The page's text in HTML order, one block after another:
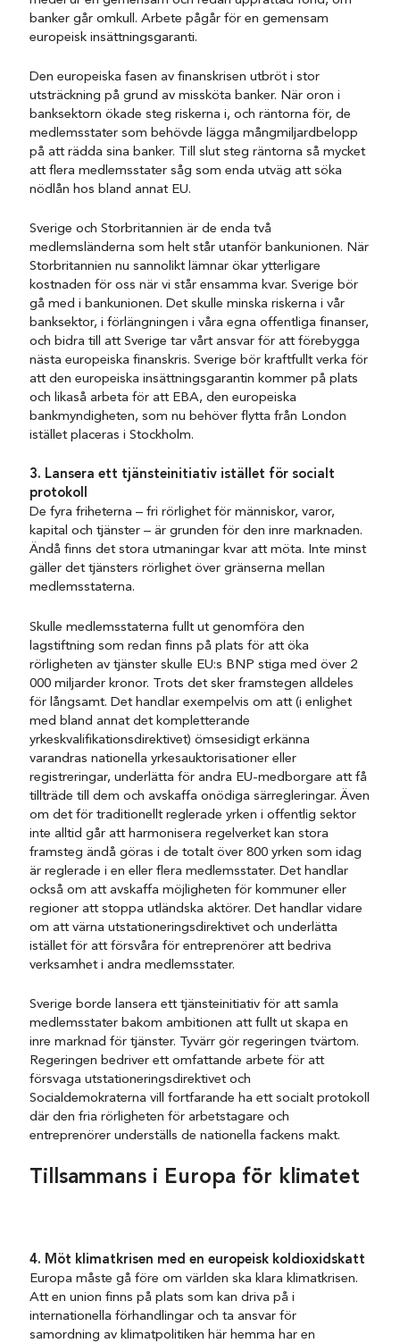
banker går omkull. Arbete pågår för en gemensam
europeisk insättningsgaranti.
Den europeiska fasen av finanskrisen utbröt i stor
utsträckning på grund av missköta banker. När oron i
banksektorn ökade steg riskerna i, och räntorna för, de
medlemsstater som behövde lägga mångmiljardbelopp
på att rädda sina banker. Till slut steg räntorna så mycket
att flera medlemsstater såg som enda utväg att söka
nödlån hos bland annat EU.
Sverige och Storbritannien är de enda två
medlemsländerna som helt står utanför bankunionen. När
Storbritannien nu sannolikt lämnar ökar ytterligare
kostnaden för oss när vi står ensamma kvar. Sverige bör
gå med i bankunionen. Det skulle minska riskerna i vår
banksektor, i förlängningen i våra egna offentliga finanser,
och bidra till att Sverige tar vårt ansvar för att förebygga
nästa europeiska finanskris. Sverige bör kraftfullt verka för
att den europeiska insättningsgarantin kommer på plats
och likaså arbeta för att EBA, den europeiska
bankmyndigheten, som nu behöver flytta från London
istället placeras i Stockholm.
3. Lansera ett tjänsteinitiativ istället för socialt
protokoll
De fyra friheterna – fri rörlighet för människor, varor,
kapital och tjänster – är grunden för den inre marknaden.
Ändå finns det stora utmaningar kvar att möta. Inte minst
gäller det tjänsters rörlighet över gränserna mellan
medlemsstaterna.
Skulle medlemsstaterna fullt ut genomföra den
lagstiftning som redan finns på plats för att öka
rörligheten av tjänster skulle EU:s BNP stiga med över 2
000 miljarder kronor. Trots det sker framstegen alldeles
för långsamt. Det handlar exempelvis om att (i enlighet
med bland annat det kompletterande
yrkeskvalifikationsdirektivet) ömsesidigt erkänna
varandras nationella yrkesauktorisationer eller
registreringar, underlätta för andra EU-medborgare att få
tillträde till dem och avskaffa onödiga särregleringar. Även
om det för traditionellt reglerade yrken i offentlig sektor
inte alltid går att harmonisera regelverket kan stora
framsteg ändå göras i de totalt över 800 yrken som idag
är reglerade i en eller flera medlemsstater. Det handlar
också om att avskaffa möjligheten för kommuner eller
regioner att stoppa utländska aktörer. Det handlar vidare
om att värna utstationeringsdirektivet och underlätta
istället för att försvåra för entreprenörer att bedriva
verksamhet i andra medlemsstater.
Sverige borde lansera ett tjänsteinitiativ för att samla
medlemsstater bakom ambitionen att fullt ut skapa en
inre marknad för tjänster. Tyvärr gör regeringen tvärtom.
Regeringen bedriver ett omfattande arbete för att
försvaga utstationeringsdirektivet och
Socialdemokraterna vill fortfarande ha ett socialt protokoll
där den fria rörligheten för arbetstagare och
entreprenörer underställs de nationella fackens makt.
Tillsammans i Europa för klimatet
4. Möt klimatkrisen med en europeisk koldioxidskatt
Europa måste gå före om världen ska klara klimatkrisen.
Att en union finns på plats som kan driva på i
internationella förhandlingar och ta ansvar för
samordning av klimatpolitiken här hemma har en